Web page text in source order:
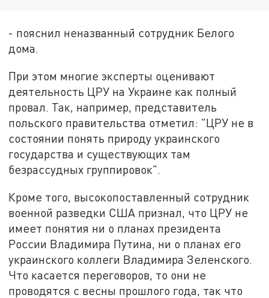
- пояснил неназванный сотрудник Белого
дома.
При этом многие эксперты оценивают
деятельность ЦРУ на Украине как полный
провал. Так, например, представитель
польского правительства отметил: "ЦРУ не в
состоянии понять природу украинского
государства и существующих там
безрассудных группировок".
Кроме того, высокопоставленный сотрудник
военной разведки США признал, что ЦРУ не
имеет понятия ни о планах президента
России Владимира Путина, ни о планах его
украинского коллеги Владимира Зеленского.
Что касается переговоров, то они не
проводятся с весны прошлого года, так что